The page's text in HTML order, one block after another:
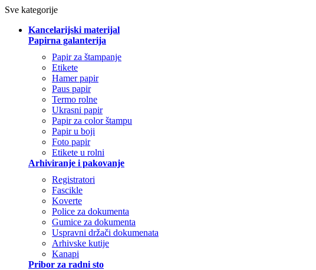
Sve kategorije
Kancelarijski materijal
Papirna galanterija
Papir za štampanje
Etikete
Hamer papir
Paus papir
Termo rolne
Ukrasni papir
Papir za color štampu
Papir u boji
Foto papir
Etikete u rolni
Arhiviranje i pakovanje
Registratori
Fascikle
Koverte
Police za dokumenta
Gumice za dokumenta
Uspravni držači dokumenata
Arhivske kutije
Kanapi
Pribor za radni sto